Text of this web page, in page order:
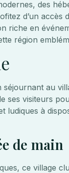
des
d’un accès
riche en
région
au
ses visiteurs
ludiques à
de main
ce village